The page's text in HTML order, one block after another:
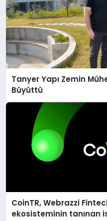
Tanyer Yapı Zemin
Büyüttü
CoinTR, Webrazzi
ekosisteminin tanınan